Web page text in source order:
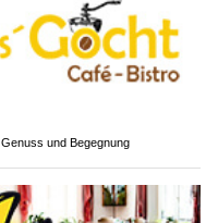
und Begegnung